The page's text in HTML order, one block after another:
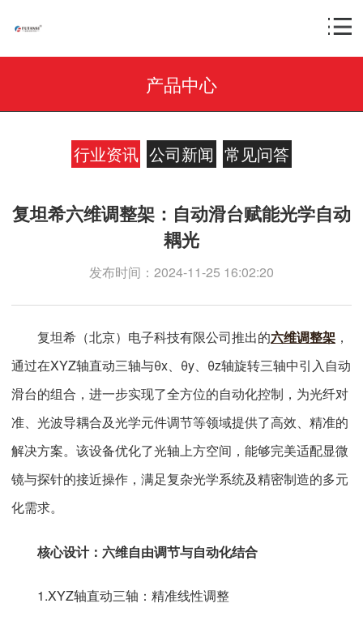
产品中心
行业资讯 公司新闻 常见问答
复坦希六维调整架：自动滑台赋能光学自动
耦光
发布时间：2024-11-25 16:02:20
复坦希（北京）电子科技有限公司推出的六维调整架 ，
通过在XYZ轴直动三轴与θx、θy、θz轴旋转三轴中引入自动
滑台的组合，进一步实现了全方位的自动化控制，为光纤对
准、光波导耦合及光学元件调节等领域提供了高效、精准的
解决方案。该设备优化了光轴上方空间，能够完美适配显微
镜与探针的接近操作，满足复杂光学系统及精密制造的多元
化需求。
核心设计：六维自由调节与自动化结合
1.XYZ轴直动三轴：精准线性调整